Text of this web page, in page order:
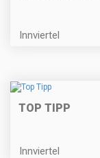
Innviertel
TOP TIPP
Innviertel